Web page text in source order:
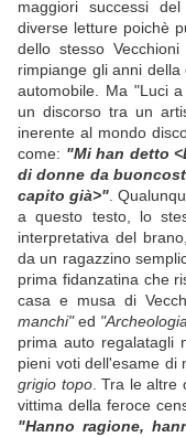
maggiori successi
diverse letture poichè
dello stesso
rimpiange gli anni
automobile. Ma "Luci
un discorso tra un
inerente al mondo
come: "Mi han detto
di donne da
capito già>" .
a questo testo, lo
interpretativa del
da un ragazzino
prima fidanzatina che
casa e musa di
manchi"ed
prima auto regalatagli
pieni voti dell'esame di
grigio topo. Tra le altre
vittima della feroce
"Hanno ragione,